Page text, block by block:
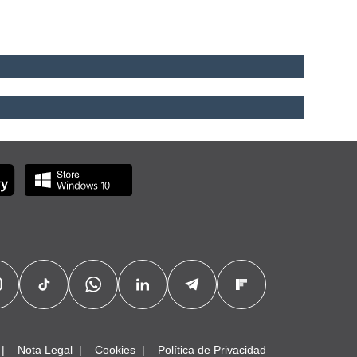
Nota Legal Cookies Política de Privacidad